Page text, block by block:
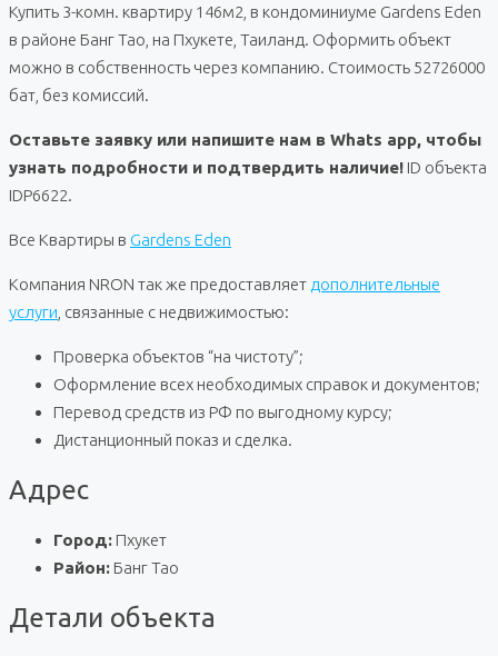
Купить 3-комн. квартиру 146м2, в кондоминиуме Gardens Eden
в районе Банг Тао, на Пхукете, Таиланд. Оформить объект
можно в собственность через компанию. Стоимость 52726000
бат, без комиссий.
Оставьте заявку или напишите нам в Whats app, чтобы
узнать подробности и подтвердить наличие! ID объекта
IDP6622.
Все Квартиры в Gardens Eden
Компания NRON так же предоставляет дополнительные
услуги , связанные с недвижимостью:
Проверка объектов “на чистоту”;
Оформление всех необходимых справок и документов;
Перевод средств из РФ по выгодному курсу;
Дистанционный показ и сделка.
Адрес
Город: Пхукет
Район: Банг Тао
Детали объекта